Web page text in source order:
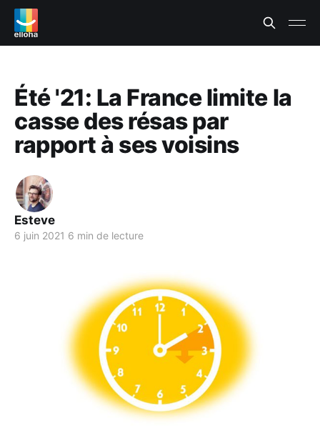
Été '21: La France limite la
casse des résas par
rapport à ses voisins
Esteve
6 juin 2021 6 min de lecture